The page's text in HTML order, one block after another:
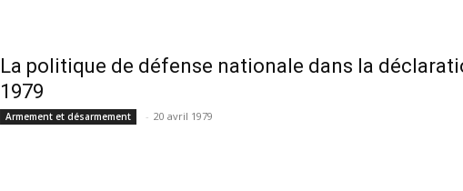
La politique de défense nationale dans la
1979
Armement et désarmement - 20 avril 1979